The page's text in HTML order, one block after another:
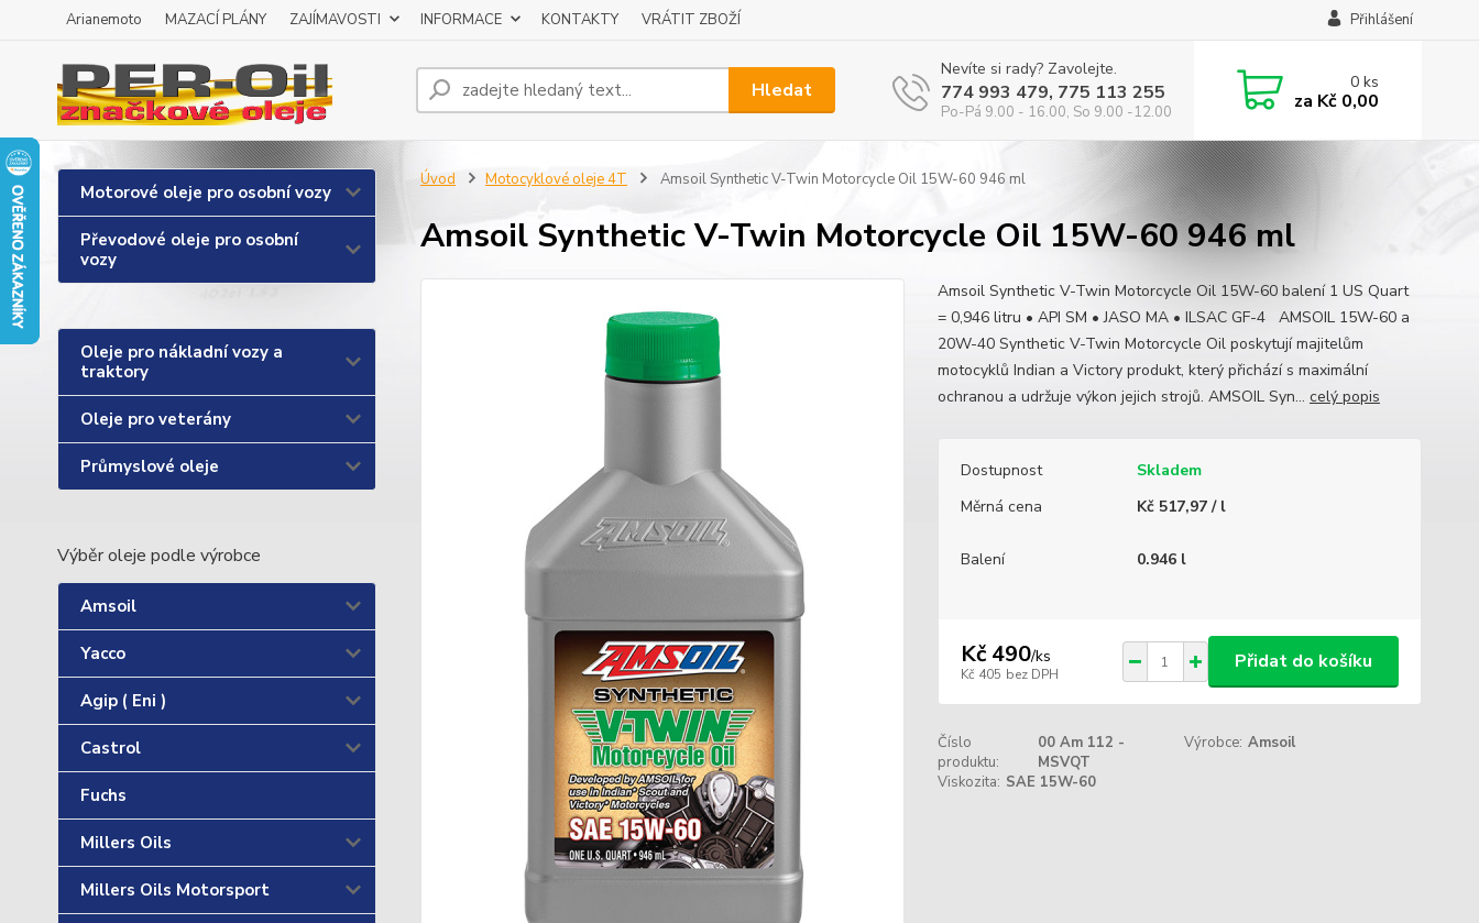
Arianemoto MAZACÍ PLÁNY ZAJÍMAVOSTI INFORMACE KONTAKTY VRÁTIT ZBOŽÍ Přihlášení
Hledat
Nevíte si rady? Zavolejte.
774 993 479, 775 113 255
Po-Pá 9.00 - 16.00, So 9.00 -12.00
0ks
za Kč 0,00
Motorové oleje pro osobní vozy
Převodové oleje pro osobní
vozy
Oleje pro nákladní vozy a
traktory
Oleje pro veterány
Průmyslové oleje
Výběr oleje podle výrobce
Amsoil
Yacco
Agip ( Eni )
Castrol
Fuchs
Millers Oils
Millers Oils Motorsport
Úvod Motocyklové oleje 4T Amsoil Synthetic V-Twin Motorcycle Oil 15W-60 946 ml
Amsoil Synthetic V-Twin Motorcycle Oil 15W-60 946 ml
Amsoil Synthetic V-Twin Motorcycle Oil 15W-60 balení 1 US Quart
= 0,946 litru • API SM • JASO MA • ILSAC GF-4 AMSOIL 15W-60 a
20W-40 Synthetic V-Twin Motorcycle Oil poskytují majitelům
motocyklů Indian a Victory produkt, který přichází s maximální
ochranou a udržuje výkon jejich strojů. AMSOIL Syn... celý popis
Dostupnost
Skladem
Měrná cena
Kč 517,97 / l
Balení 0.946 l
Kč 490/ks
Kč 405 bez DPH
Přidat do košíku
Číslo
produktu:
00 Am 112 -
MSVQT
Výrobce: Amsoil
Viskozita: SAE 15W-60